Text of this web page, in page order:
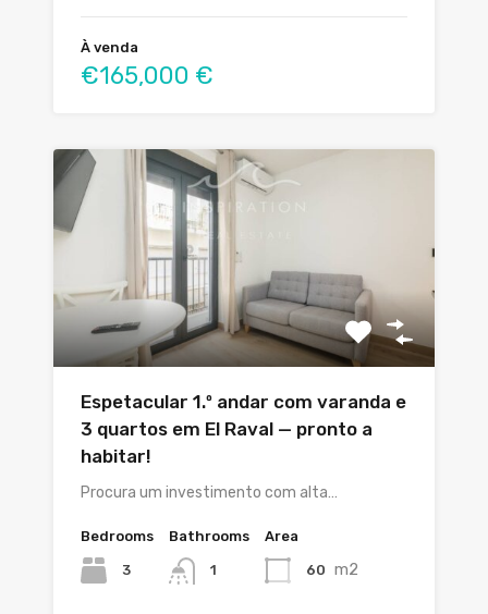
À venda
€165,000 €
Espetacular 1.º andar com varanda e
3 quartos em El Raval — pronto a
habitar!
Procura um investimento com alta…
Bedrooms
3
Bathrooms
1
Area
60 m2